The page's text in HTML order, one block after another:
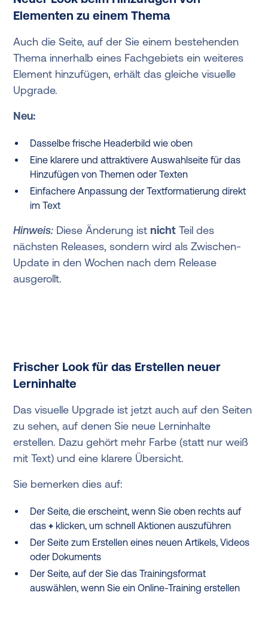
Elementen zu einem Thema
Auch die Seite, auf der Sie einem bestehenden
Thema innerhalb eines Fachgebiets ein weiteres
Element hinzufügen, erhält das gleiche visuelle
Upgrade.
Neu:
Dasselbe frische Headerbild wie oben
Eine klarere und attraktivere Auswahlseite für das
Hinzufügen von Themen oder Texten
Einfachere Anpassung der Textformatierung direkt
im Text
Hinweis: Diese Änderung ist nicht Teil des
nächsten Releases, sondern wird als Zwischen-
Update in den Wochen nach dem Release
ausgerollt.
Frischer Look für das Erstellen neuer
Lerninhalte
Das visuelle Upgrade ist jetzt auch auf den Seiten
zu sehen, auf denen Sie neue Lerninhalte
erstellen. Dazu gehört mehr Farbe (statt nur weiß
mit Text) und eine klarere Übersicht.
Sie bemerken dies auf:
Der Seite, die erscheint, wenn Sie oben rechts auf
das+ klicken, um schnell Aktionen auszuführen
Der Seite zum Erstellen eines neuen Artikels, Videos
oder Dokuments
Der Seite, auf der Sie das Trainingsformat
auswählen, wenn Sie ein Online-Training erstellen